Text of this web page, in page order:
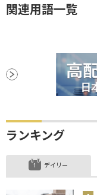
関連用語一覧
ランキング
デイリー